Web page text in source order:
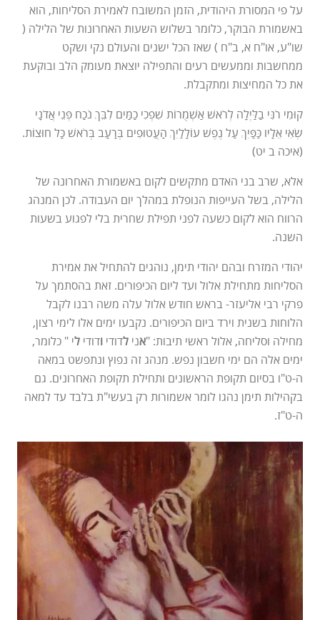
על פי המסורת היהודית, הזמן המשובח לאמירת הסליחות, הוא
באשמורת הבוקר, כלומר בשלוש השעות האחרונות של הלילה (
שו"ע, או"ח א, ב"ח ) שאז הכל ישנים והעולם נקי ושקט
ממחשבות וממעשים רעים והתפילה יוצאת מעומק הלב ובוקעת
את כל המחיצות ומתקבלת.
קוּמִי רֹנִּי בַלַּיְלָה לְרֹאשׁ אַשְׁמֻרוֹת שִׁפְכִי כַמַּיִם לִבֵּךְ נֹכַח פְּנֵי אֲדֹנָי
שְׂאִי אֵלָיו כַּפַּיִךְ עַל נֶפֶשׁ עוֹלָלַיִךְ הָעֲטוּפִים בְּרָעָב בְּרֹאשׁ כָּל חוּצוֹת.
(איכה ב יט)
אלא, שרב בני האדם מתקשים לקום באשמורת האחרונה של
הלילה, בשל העייפות הנופלת במהלך יום העבודה. לכן המנהג
הרווח הוא לקום כשעה לפני תפילת שחרית בלי לפגוע בשעות
השנה.
יהודי המזרח ובהם יהודי תימן, נוהגים להתחיל את אמירת
הסליחות מתחילת אלול ועד ליום הכיפורים. זאת בהסתמך על
פרקי רבי אליעזר- בראש חודש אלול עלה משה רבנו לקבל
הלוחות בשנית וירד ביום הכיפורים. נקבעו ימים אלו לימי רצון,
מחילה וסליחה, אלול ראשי תיבות: "אני לדודי ודודי לי " כלומר,
ימים אלה הם ימי חשבון נפש. מנהג זה נפוץ ונתפשט במאה
ה-ט"ו בסיום תקופת הראשונים ותחילת תקופת האחרונים. גם
בקהילות תימן נהגו לומר אשמורות רק בעשי"ת בלבד עד למאה
ה-ט"ז.